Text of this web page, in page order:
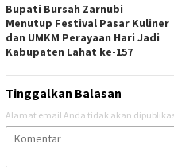
Bupati Bursah Zarnubi
Menutup Festival Pasar Kuliner
dan UMKM Perayaan Hari Jadi
Kabupaten Lahat ke-157
Tinggalkan Balasan
Alamat email Anda tidak akan